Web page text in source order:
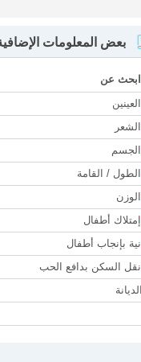
بعض المعلومات
ابحث عن
العينين
الشعر
الجسم
الطول / القامة
الوزن
إمتلاك أطفال
نية بإنجاب أطفال
نقل السكن بدافع الحب
الديانة